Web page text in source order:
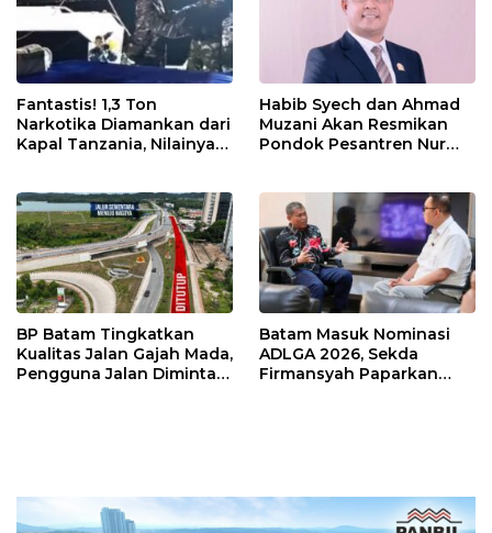
Fantastis! 1,3 Ton
Narkotika Diamankan dari
Kapal Tanzania, Nilainya
Habib Syech dan Ahmad
Muzani Akan Resmikan
Pondok Pesantren Nur
BP Batam Tingkatkan
Kualitas Jalan Gajah Mada,
Pengguna Jalan Diminta
Batam Masuk Nominasi
ADLGA 2026, Sekda
Firmansyah Paparkan